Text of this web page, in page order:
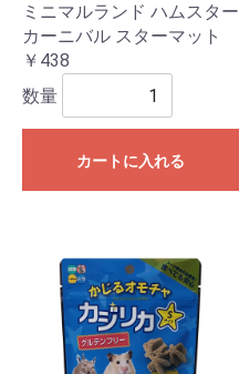
ミニマルランド ハムスター
カーニバル スターマット
￥438
数量
カートに入れる